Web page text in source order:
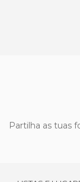
Partilha as tuas